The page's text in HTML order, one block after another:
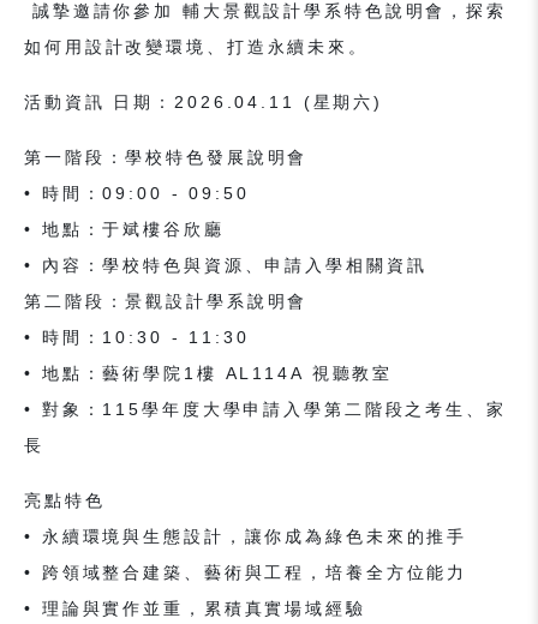
誠摯邀請你參加 輔大景觀設計學系特色說明會，探索
如何用設計改變環境、打造永續未來。
活動資訊 日期：2026.04.11 (星期六)
第一階段：學校特色發展說明會
• 時間：09:00 - 09:50
• 地點：于斌樓谷欣廳
• 內容：學校特色與資源、申請入學相關資訊
第二階段：景觀設計學系說明會
• 時間：10:30 - 11:30
• 地點：藝術學院1樓 AL114A 視聽教室
• 對象：115學年度大學申請入學第二階段之考生、家
長
亮點特色
• 永續環境與生態設計，讓你成為綠色未來的推手
• 跨領域整合建築、藝術與工程，培養全方位能力
• 理論與實作並重，累積真實場域經驗